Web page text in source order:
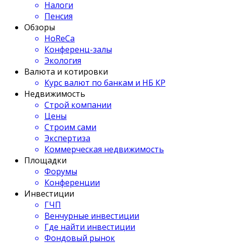
Налоги
Пенсия
Обзоры
HoReCa
Конференц-залы
Экология
Валюта и котировки
Курс валют по банкам и НБ КР
Недвижимость
Строй компании
Цены
Строим сами
Экспертиза
Коммерческая недвижимость
Площадки
Форумы
Конференции
Инвестиции
ГЧП
Венчурные инвестиции
Где найти инвестиции
Фондовый рынок